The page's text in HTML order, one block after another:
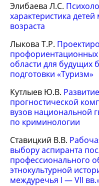
Элибаева Л.С.
характеристика
возраста
Лыкова Т.Р.
профориентационных
области для будущих
подготовки «Туризм»
Кутлыев Ю.В.
прогностической
вузов национальной
по криминологии
Ставицкий В.В.
выбору аспиранта
профессионального
этнокультурной
междуречья I — VII